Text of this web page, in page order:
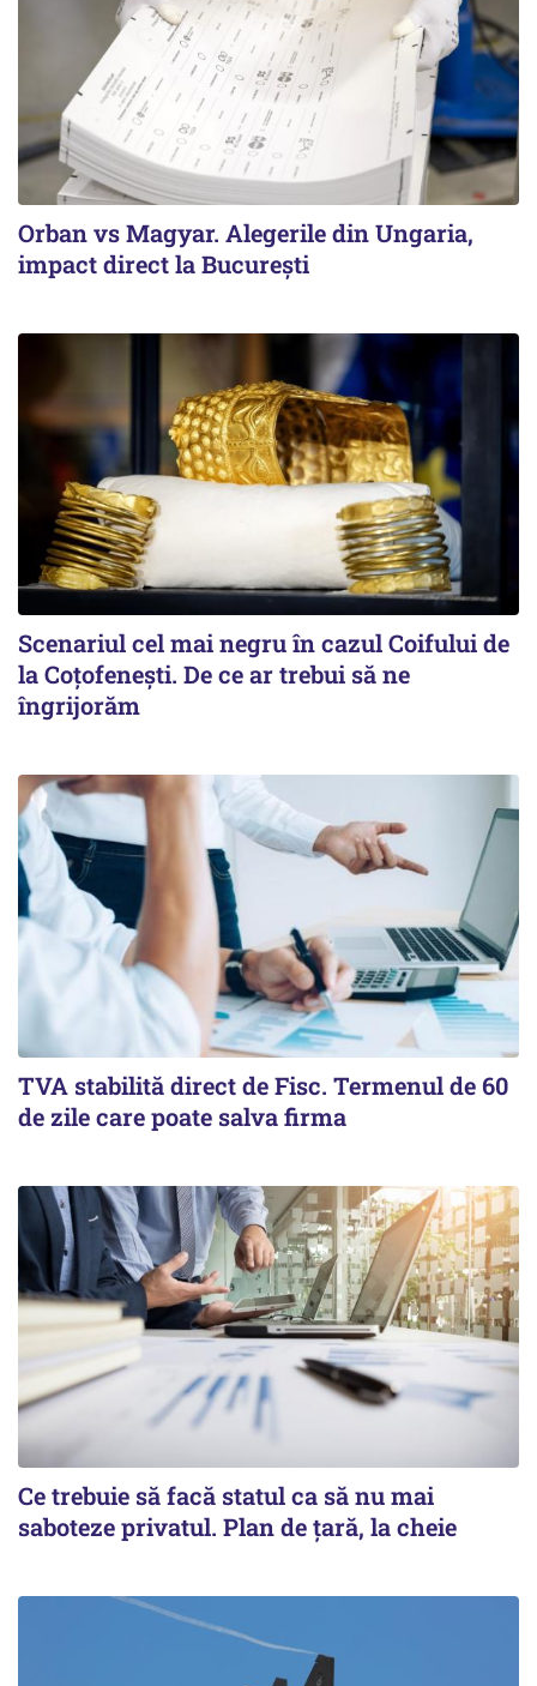
Orban vs Magyar. Alegerile din Ungaria,
impact direct la Bucureşti
Scenariul cel mai negru în cazul Coifului de
la Coțofenești. De ce ar trebui să ne
îngrijorăm
TVA stabilită direct de Fisc. Termenul de 60
de zile care poate salva firma
Ce trebuie să facă statul ca să nu mai
saboteze privatul. Plan de țară, la cheie